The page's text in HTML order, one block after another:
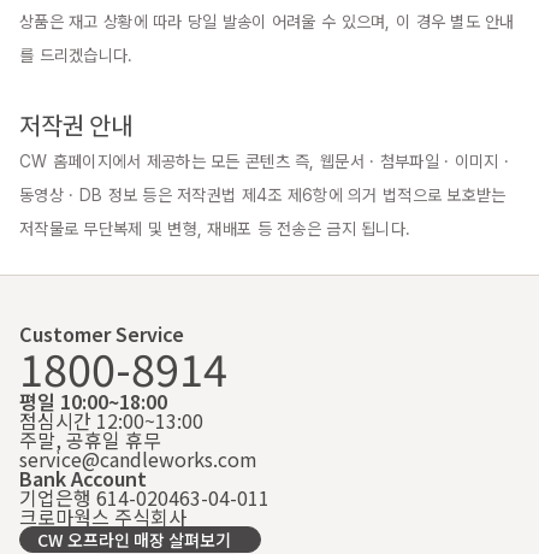
상품은 재고 상황에 따라 당일 발송이 어려울 수 있으며, 이 경우 별도 안내
를 드리겠습니다.
저작권 안내
CW 홈페이지에서 제공하는 모든 콘텐츠 즉, 웹문서 · 첨부파일 · 이미지 ·
동영상 · DB 정보 등은 저작권법 제4조 제6항에 의거 법적으로 보호받는
저작물로 무단복제 및 변형, 재배포 등 전송은 금지 됩니다.
Customer Service
1800-8914
평일 10:00~18:00
점심시간 12:00~13:00
주말, 공휴일 휴무
service@candleworks.com
Bank Account
기업은행 614-020463-04-011
크로마웍스 주식회사
CW 오프라인 매장 살펴보기